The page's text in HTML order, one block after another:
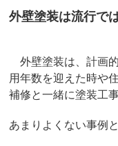
外壁塗装は流行で
外壁塗装は、計画
用年数を迎えた時や
補修と一緒に塗装工
あまりよくない事例と